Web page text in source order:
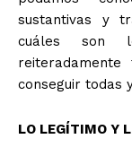
sustantivas y
cuáles son
conseguir todas
LO LEGÍTIMO Y